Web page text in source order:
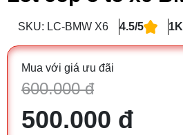
SKU: LC-BMW X6 4.5/5 1K
Mua với giá ưu đãi
600.000 đ
500.000 đ